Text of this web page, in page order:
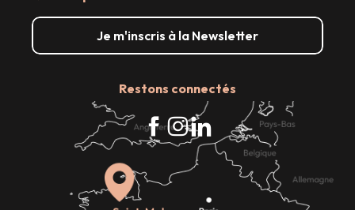
Je m'inscris à la Newsletter
Restons connectés